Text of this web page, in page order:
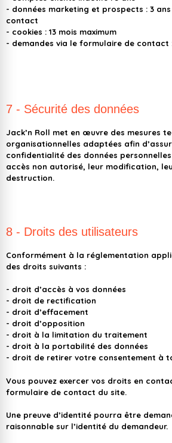
- données marketing et prospects : 3
contact
- cookies : 13 mois maximum
- demandes via le formulaire de contact
7 - Sécurité des données
Jack’n Roll met en œuvre des mesures
organisationnelles adaptées afin
confidentialité des données
accès non autorisé, leur modification,
destruction.
8 - Droits des utilisateurs
Conformément à la réglementation
des droits suivants :
- droit d’accès à vos données
- droit de rectification
- droit d’effacement
- droit d’opposition
- droit à la limitation du traitement
- droit à la portabilité des données
- droit de retirer votre consentement à
Vous pouvez exercer vos droits en
formulaire de contact du site.
Une preuve d’identité pourra être
raisonnable sur l’identité du demandeur.